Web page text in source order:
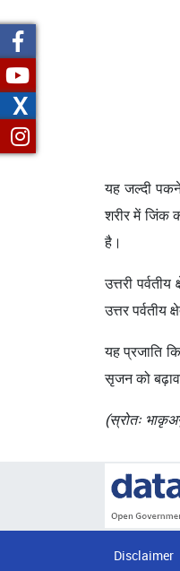
यह जल्दी
शरीर में जिंक
है।
उत्तरी
उत्तर
यह प्रजाति
सृजन को
(स्रोतः
Disclaimer
X